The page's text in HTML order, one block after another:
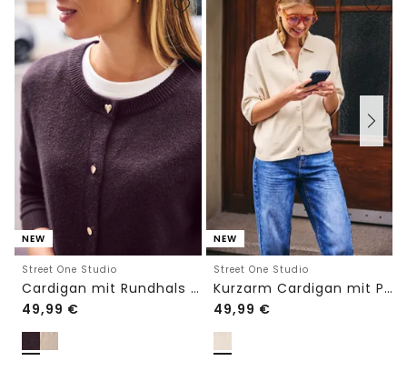
NEW
Street One Studio
Cardigan mit Rundhals und Knöpfen
49,99 €
NEW
Street One Studio
Kurzarm Cardigan mit Polokragen
49,99 €